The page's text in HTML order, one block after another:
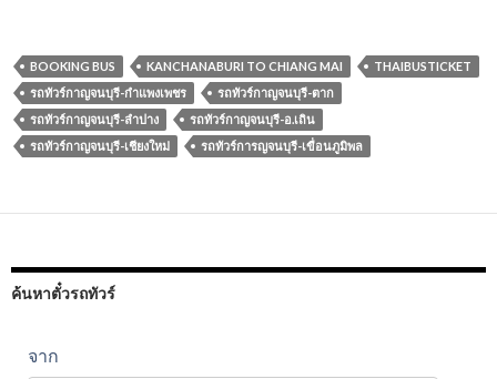
BOOKING BUS KANCHANABURI TO CHIANG MAI
THAIBUSTICKET
รถทัวร์กาญจนบุรี-กำแพงเพชร
รถทัวร์กาญจนบุรี-ตาก
รถทัวร์กาญจนบุรี-ลำปาง
รถทัวร์กาญจนบุรี-อ.เถิน
รถทัวร์กาญจนบุรี-เชียงใหม่
รถทัวร์การญจนบุรี-เขื่อนภูมิพล
ค้นหาตั๋วรถทัวร์